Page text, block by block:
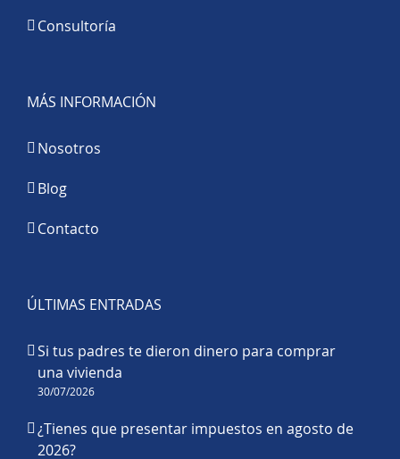
Consultoría
MÁS INFORMACIÓN
Nosotros
Blog
Contacto
ÚLTIMAS ENTRADAS
Si tus padres te dieron dinero para comprar
una vivienda
30/07/2026
¿Tienes que presentar impuestos en agosto de
2026?